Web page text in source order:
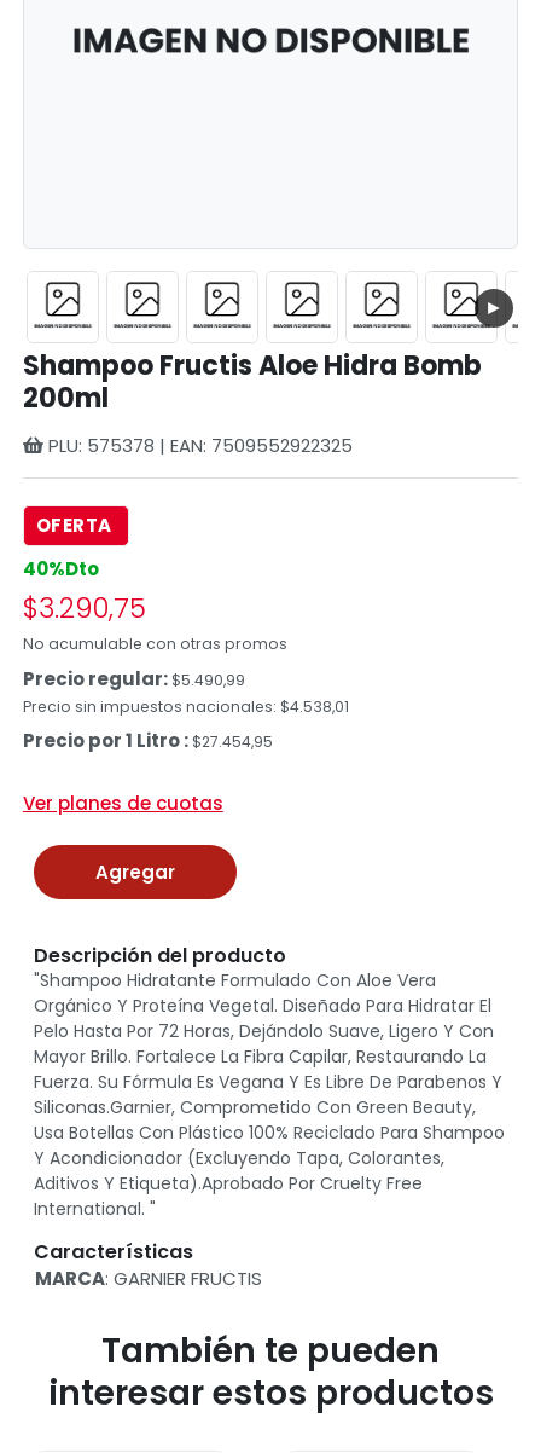
►
Shampoo Fructis Aloe Hidra Bomb
200ml
PLU: 575378 | EAN: 7509552922325
OFERTA
40%Dto
$3.290,75
No acumulable con otras promos
Precio regular:$5.490,99
Precio sin impuestos nacionales: $4.538,01
Precio por 1 Litro : $27.454,95
Ver planes de cuotas
Agregar
Descripción del producto
"Shampoo Hidratante Formulado Con Aloe Vera
Orgánico Y Proteína Vegetal. Diseñado Para Hidratar El
Pelo Hasta Por 72 Horas, Dejándolo Suave, Ligero Y Con
Mayor Brillo. Fortalece La Fibra Capilar, Restaurando La
Fuerza. Su Fórmula Es Vegana Y Es Libre De Parabenos Y
Siliconas.Garnier, Comprometido Con Green Beauty,
Usa Botellas Con Plástico 100% Reciclado Para Shampoo
Y Acondicionador (Excluyendo Tapa, Colorantes,
Aditivos Y Etiqueta).Aprobado Por Cruelty Free
International. "
Características
MARCA: GARNIER FRUCTIS
También te pueden
interesar estos productos